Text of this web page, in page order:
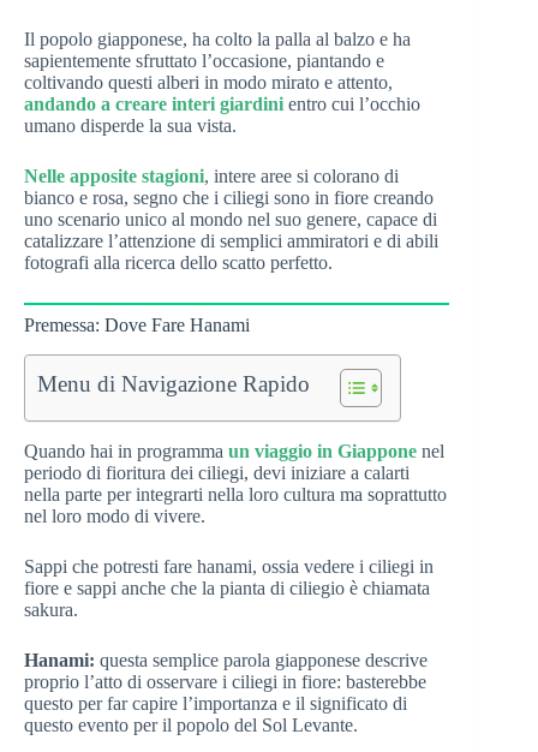
Il popolo giapponese, ha colto la palla al balzo e ha
sapientemente sfruttato l’occasione, piantando e
coltivando questi alberi in modo mirato e attento,
andando a creare interi giardini entro cui l’occhio
umano disperde la sua vista.
Nelle apposite stagioni, intere aree si colorano di
bianco e rosa, segno che i ciliegi sono in fiore creando
uno scenario unico al mondo nel suo genere, capace di
catalizzare l’attenzione di semplici ammiratori e di abili
fotografi alla ricerca dello scatto perfetto.
Premessa: Dove Fare Hanami
Menu di Navigazione Rapido
Quando hai in programma un viaggio in Giappone nel
periodo di fioritura dei ciliegi, devi iniziare a calarti
nella parte per integrarti nella loro cultura ma soprattutto
nel loro modo di vivere.
Sappi che potresti fare hanami, ossia vedere i ciliegi in
fiore e sappi anche che la pianta di ciliegio è chiamata
sakura.
Hanami: questa semplice parola giapponese descrive
proprio l’atto di osservare i ciliegi in fiore: basterebbe
questo per far capire l’importanza e il significato di
questo evento per il popolo del Sol Levante.